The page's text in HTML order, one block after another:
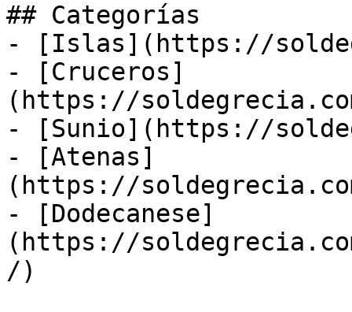
## Categorías
- [Islas](https://
- [Cruceros]
(https://
- [Sunio](https://
- [Atenas]
(https://
- [Dodecanese]
(https://
/)